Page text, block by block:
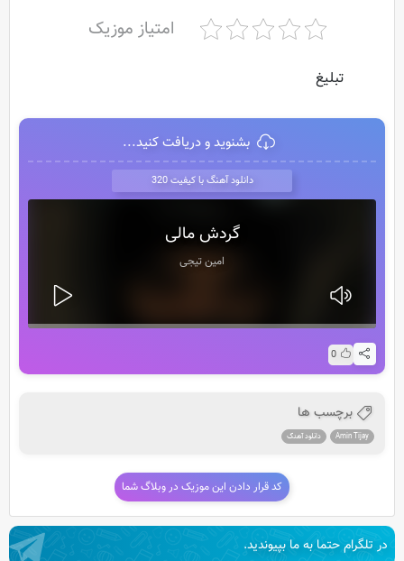
امتیاز موزیک
تبلیغ
بشنوید و دریافت کنید...
دانلود آهنگ با کیفیت 320
گردش مالی
امین تیجی
0
برچسب ها
Amin Tijay دانلود آهنگ
کد قرار دادن این موزیک در وبلاگ شما
در تلگرام حتما به ما بپیوندید.